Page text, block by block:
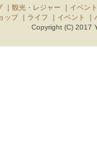
｜ 観光・レジャー ｜ イベント
ップ｜ ライフ ｜ イベント ｜
Copyright (C) 2017